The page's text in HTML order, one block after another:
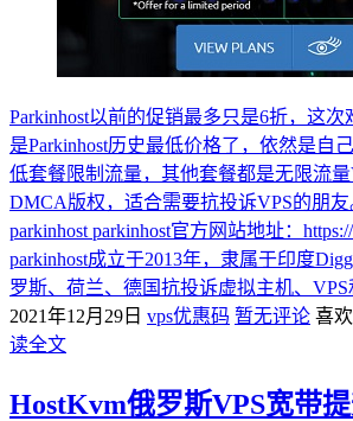
Parkinhost以前的促销最多只是6折，这
是Parkinhost历史最低价格了，依然是自
低套餐限制流量，其他套餐都是无限流
DMCA版权，适合需要抗投诉VPS的朋友
parkinhost parkinhost官方网站地址：
parkinhost成立于2013年，隶属于印度
罗斯、荷兰、德国抗投诉虚拟主机、
2021年12月29日 vps优惠码 暂无评论 喜
读全文
HostKvm俄罗斯VPS宽带